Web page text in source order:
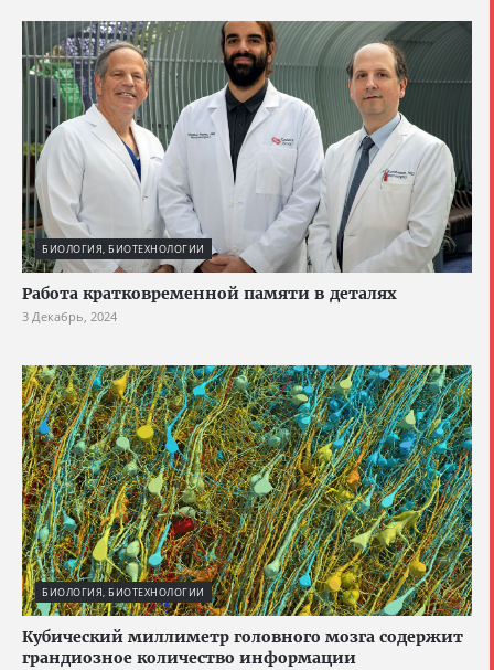
БИОЛОГИЯ, БИОТЕХНОЛОГИИ
Работа кратковременной памяти в деталях
3 Декабрь, 2024
БИОЛОГИЯ, БИОТЕХНОЛОГИИ
Кубический миллиметр головного мозга содержит
грандиозное количество информации